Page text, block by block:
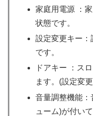
家庭用電源 ：
状態です。
設定変更キー：
です。
ドアキー ：ス
ます。(設定変
音量調整機能：
ューム)が付い